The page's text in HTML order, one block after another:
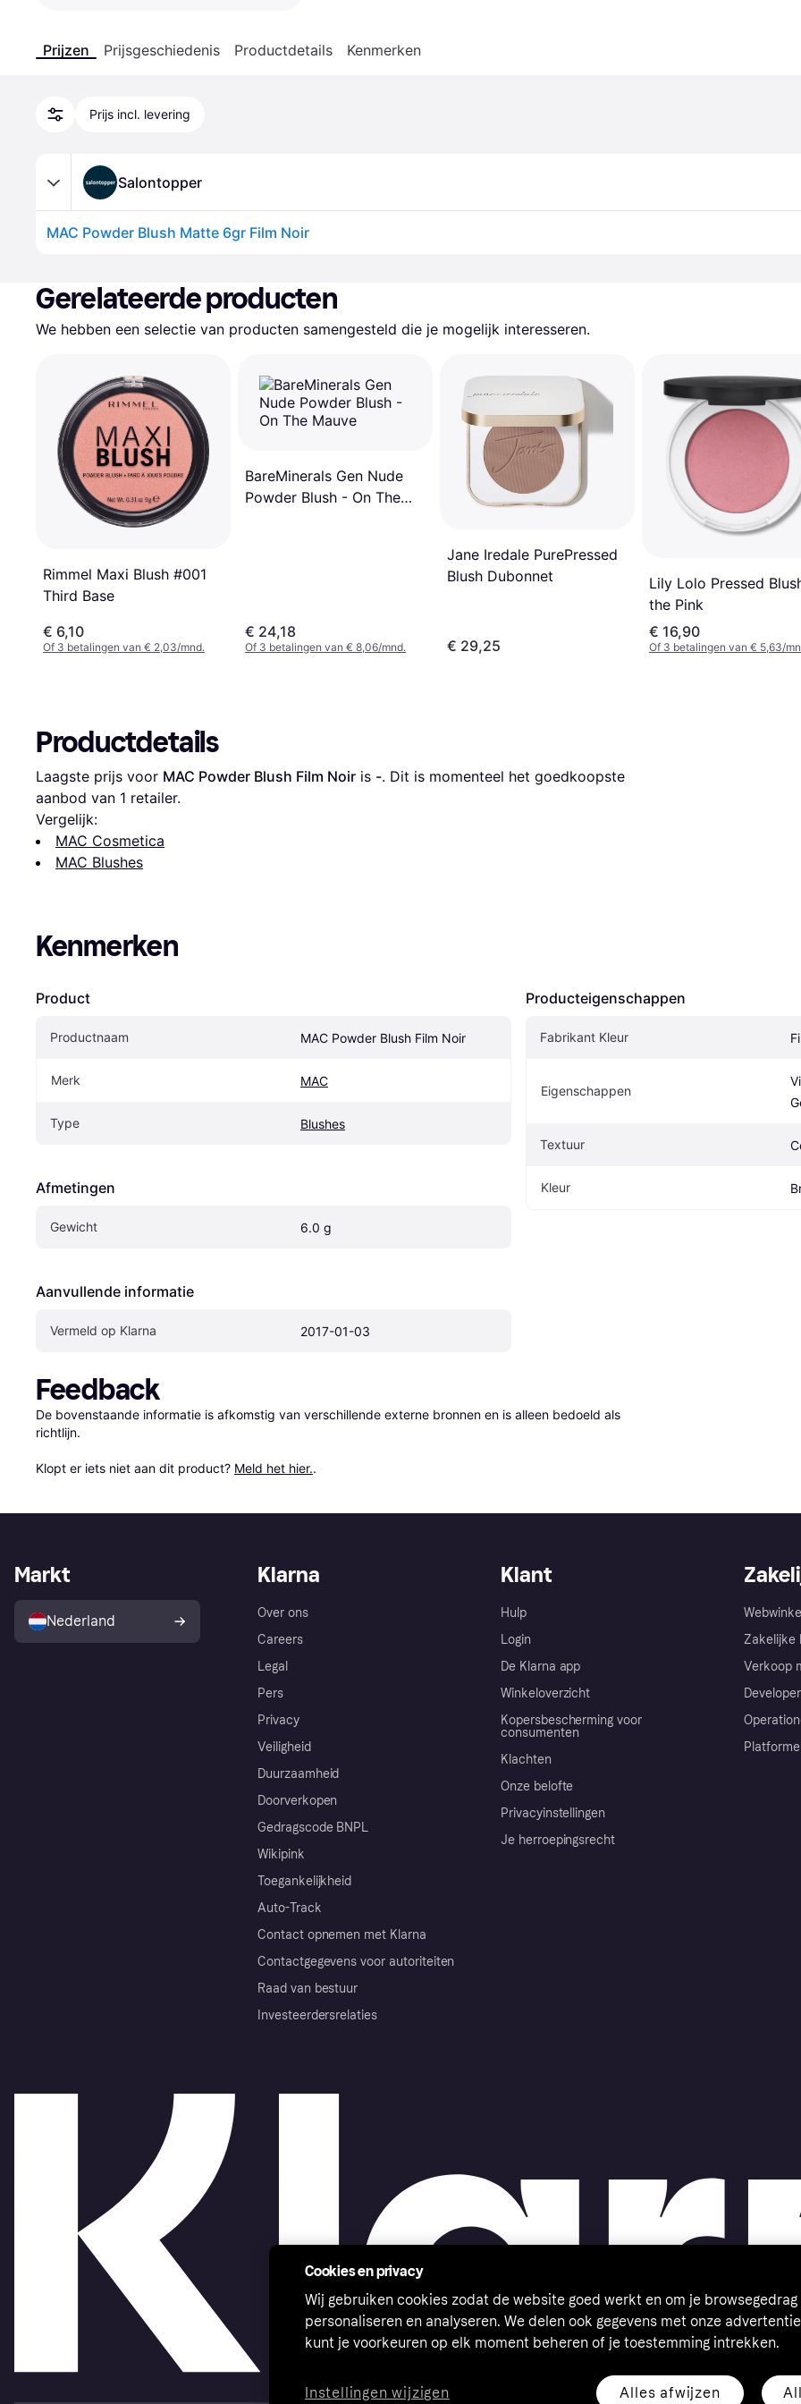
Prijzen Prijsgeschiedenis Productdetails Kenmerken
Prijs incl. levering
Salontopper
MAC Powder Blush Matte 6gr Film Noir
Gerelateerde producten
We hebben een selectie van producten samengesteld die je mogelijk interesseren.
Rimmel Maxi Blush #001
Third Base
€ 6,10
Of 3 betalingen van € 2,03/mnd.
BareMinerals Gen Nude
Powder Blush - On The
€ 24,18
Of 3 betalingen van € 8,06/mnd.
Jane Iredale PurePressed
Blush Dubonnet
€ 29,25
Lily Lolo Pressed
the Pink
€ 16,90
Of 3 betalingen van € 5,63/
Productdetails
Laagste prijs voor MAC Powder Blush Film Noir is -. Dit is momenteel het goedkoopste
aanbod van 1 retailer.
Vergelijk:
MAC Cosmetica
MAC Blushes
Kenmerken
Product
Productnaam MAC Powder Blush Film Noir
Merk MAC
Type Blushes
Afmetingen
Gewicht 6.0 g
Aanvullende informatie
Vermeld op Klarna 2017-01-03
Producteigenschappen
Fabrikant Kleur
Eigenschappen
Textuur
Kleur
Feedback
De bovenstaande informatie is afkomstig van verschillende externe bronnen en is alleen bedoeld als
richtlijn.
Klopt er iets niet aan dit product? Meld het hier..
Klarna
Over ons
Careers
Legal
Pers
Privacy
Veiligheid
Duurzaamheid
Doorverkopen
Gedragscode BNPL
Wikipink
Toegankelijkheid
Auto-Track
Contact opnemen met Klarna
Contactgegevens voor autoriteiten
Raad van bestuur
Investeerdersrelaties
Klant
Hulp
Login
De Klarna app
Winkeloverzicht
Kopersbescherming voor
consumenten
Klachten
Onze belofte
Privacyinstellingen
Je herroepingsrecht
Zakelijke
Verkoop
Markt
Nederland
Cookies en privacy
Wij gebruiken cookies zodat de website goed werkt en om je browsegedrag
personaliseren en analyseren. We delen ook gegevens met onze
kunt je voorkeuren op elk moment beheren of je toestemming intrekken.
Alles afwijzen
Instellingen wijzigen